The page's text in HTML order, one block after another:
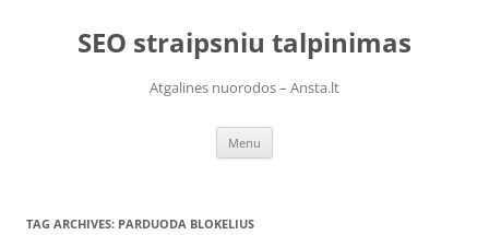
contentSEO straipsniu talpinimas
Atgalines nuorodos – Ansta.lt
Menu
TAG ARCHIVES: PARDUODA BLOKELIUS